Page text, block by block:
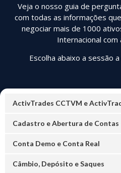
Veja o nosso guia de
com todas as informações
negociar mais de 1000
Internacional com
Escolha abaixo a sessão
ActivTrades CCTVM e
Cadastro e Abertura de Contas
Conta Demo e Conta Real
Câmbio, Depósito e Saques